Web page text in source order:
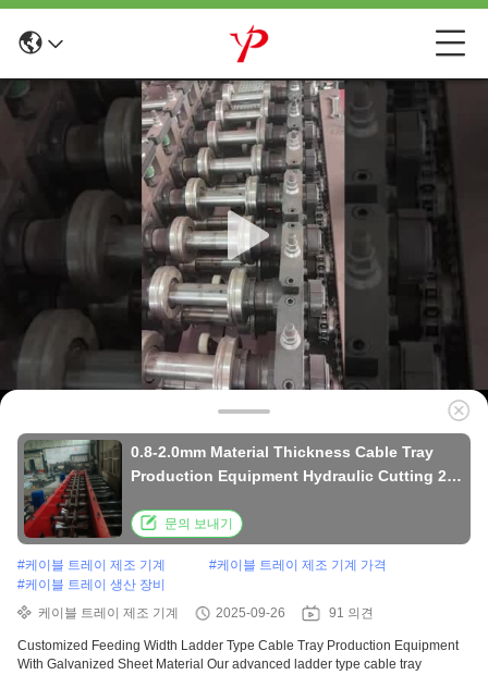
0.8-2.0mm Material Thickness Cable Tray
Production Equipment Hydraulic Cutting 2-
문의 보내기
#케이블 트레이 제조 기계 #케이블 트레이 제조 기계 가격
#케이블 트레이 생산 장비
케이블 트레이 제조 기계
2025-09-26 91 의견
Customized Feeding Width Ladder Type Cable Tray Production Equipment
With Galvanized Sheet Material Our advanced ladder type cable tray